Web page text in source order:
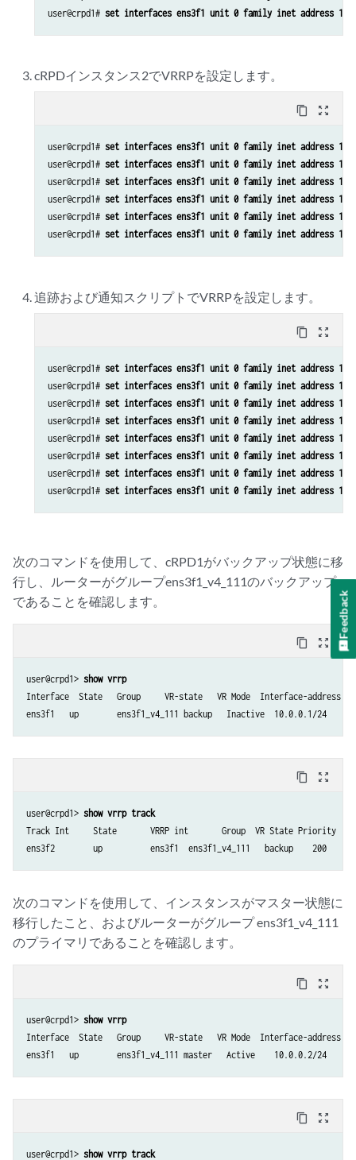
user@crpd1# set interfaces ens3f1 unit 0 family inet address
cRPDインスタンス2でVRRPを設定します。
content_copy zoom_out_map
user@crpd1# set interfaces ens3f1 unit 0 family inet address
user@crpd1# set interfaces ens3f1 unit 0 family inet address
user@crpd1# set interfaces ens3f1 unit 0 family inet address
user@crpd1# set interfaces ens3f1 unit 0 family inet address
user@crpd1# set interfaces ens3f1 unit 0 family inet address
user@crpd1# set interfaces ens3f1 unit 0 family inet address
追跡および通知スクリプトでVRRPを設定します。
content_copy zoom_out_map
user@crpd1# set interfaces ens3f1 unit 0 family inet address
user@crpd1# set interfaces ens3f1 unit 0 family inet address
user@crpd1# set interfaces ens3f1 unit 0 family inet address
user@crpd1# set interfaces ens3f1 unit 0 family inet address
user@crpd1# set interfaces ens3f1 unit 0 family inet address
user@crpd1# set interfaces ens3f1 unit 0 family inet address
user@crpd1# set interfaces ens3f1 unit 0 family inet address
user@crpd1# set interfaces ens3f1 unit 0 family inet address
次のコマンドを使用して、cRPD1がバックアップ状態に移
行し、ルーターがグループens3f1_v4_111のバックアップ
であることを確認します。
content_copy zoom_out_map
user@crpd1> show vrrp
Interface  State   Group     VR-state   VR Mode  Interface-address
content_copy zoom_out_map
user@crpd1> show vrrp track
Track Int     State       VRRP int       Group  VR State Priority
ens3f2        up          ens3f1  ens3f1_v4_111   backup    200
次のコマンドを使用して、インスタンスがマスター状態に
移行したこと、およびルーターがグループ ens3f1_v4_111
のプライマリであることを確認します。
content_copy zoom_out_map
user@crpd1> show vrrp
Interface  State   Group     VR-state   VR Mode  Interface-address
content_copy zoom_out_map
user@crpd1> show vrrp track
Feedback